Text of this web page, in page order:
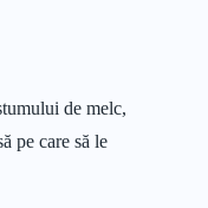
de melc,
pe care să le